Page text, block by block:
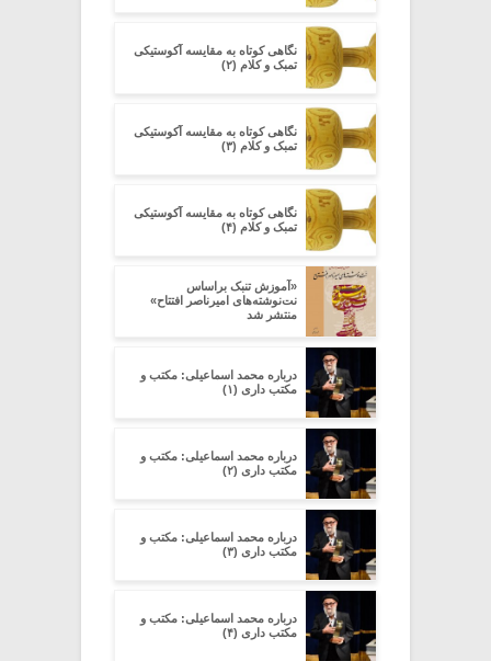
نگاهی کوتاه به مقایسه آکوستیکی
تمبک و کلام (۲)
نگاهی کوتاه به مقایسه آکوستیکی
تمبک و کلام (۳)
نگاهی کوتاه به مقایسه آکوستیکی
تمبک و کلام (۴)
«آموزش تنبک براساس
نت‌نوشته‌های امیرناصر افتتاح»
منتشر شد
درباره محمد اسماعیلی: مکتب و
مکتب داری (۱)
درباره محمد اسماعیلی: مکتب و
مکتب داری (۲)
درباره محمد اسماعیلی: مکتب و
مکتب داری (۳)
درباره محمد اسماعیلی: مکتب و
مکتب داری (۴)